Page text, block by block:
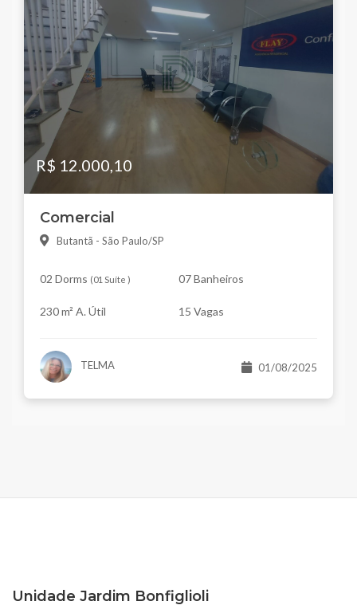
R$ 12.000,10
Comercial
Butantã - São Paulo/SP
02 Dorms (01 Suíte ) 07 Banheiros
230 m² A. Útil 15 Vagas
TELMA 01/08/2025
Unidade Jardim Bonfiglioli